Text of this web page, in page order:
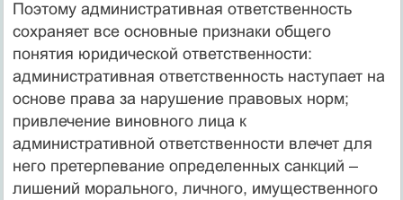
Поэтому административная ответственность
сохраняет все основные признаки общего
понятия юридической ответственности:
административная ответственность наступает на
основе права за нарушение правовых норм;
привлечение виновного лица к
административной ответственности влечет для
него претерпевание определенных санкций –
лишений морального, личного, имущественного